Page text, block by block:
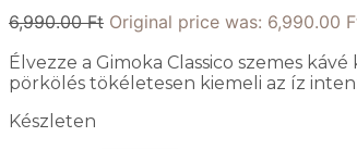
6,990.00Ft Original price was: 6,990.00
Élvezze a Gimoka Classico szemes
pörkölés tökéletesen kiemeli az íz
Készleten